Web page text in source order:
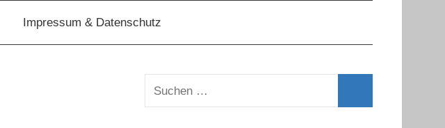
Impressum & Datenschutz
Suchen
nach: